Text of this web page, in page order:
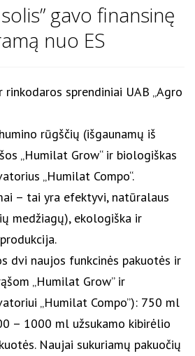
gavo finansinę
nuo ES
sprendiniai UAB „Agro
rūgščių (išgaunamų iš
„Humilat Grow“ ir biologiškas
„Humilat Compo“.
– tai yra efektyvi, natūralaus
medžiagų), ekologiška ir
dvi naujos funkcinės pakuotės ir
„Humilat Grow” ir
„Humilat Compo”): 750 ml
– 1000 ml užsukamo kibirėlio
Naujai sukuriamų pakuočių